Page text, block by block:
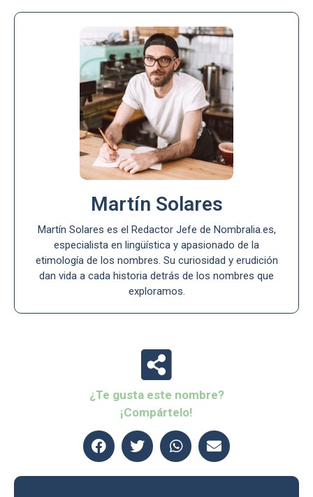
Martín Solares
Martín Solares es el Redactor Jefe de Nombralia.es,
especialista en lingüística y apasionado de la
etimología de los nombres. Su curiosidad y erudición
dan vida a cada historia detrás de los nombres que
exploramos.
¿Te gusta este nombre?
¡Compártelo!